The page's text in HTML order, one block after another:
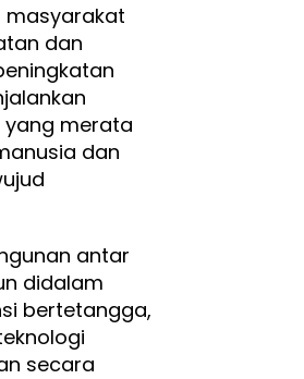
masyarakat
dan
merata
dan
antar
didalam
bertetangga,
secara